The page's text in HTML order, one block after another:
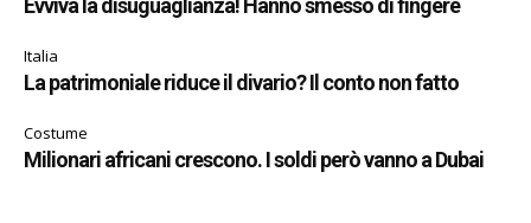
Evviva la disuguaglianza! Hanno smesso di fingere
Italia
La patrimoniale riduce il divario? Il conto non fatto
Costume
Milionari africani crescono. I soldi però vanno a Dubai